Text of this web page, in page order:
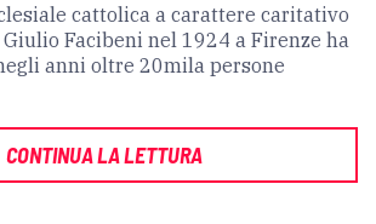
cattolica a carattere caritativo
Facibeni nel 1924 a Firenze ha
anni oltre 20mila persone
CONTINUA LA LETTURA